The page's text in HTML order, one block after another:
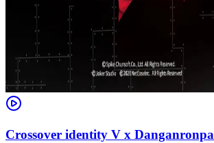
Crossover identity V x Danganronpa